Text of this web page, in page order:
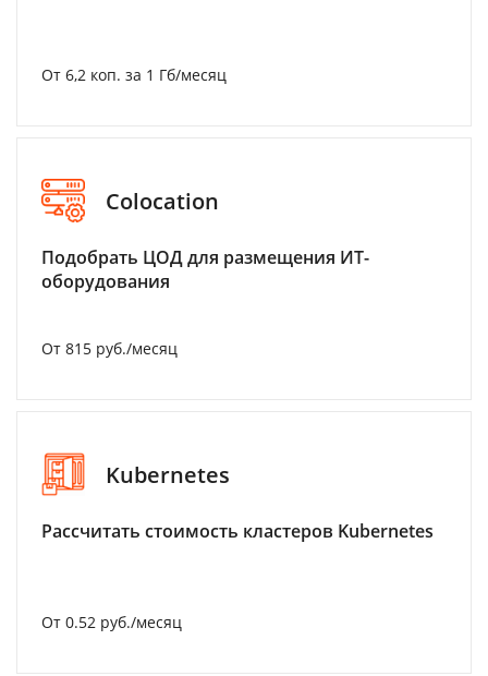
От 6,2 коп. за 1 Гб/месяц
Colocation
Подобрать ЦОД для размещения ИТ-
оборудования
От 815 руб./месяц
Kubernetes
Рассчитать стоимость кластеров Kubernetes
От 0.52 руб./месяц